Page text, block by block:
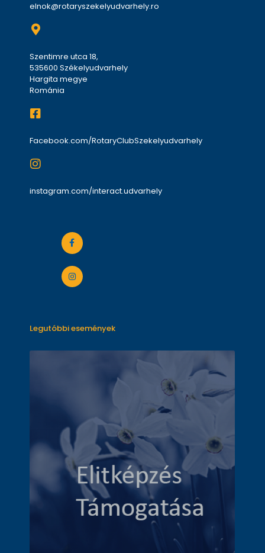
elnok@rotaryszekelyudvarhely.ro
Szentimre utca 18,
535600 Székelyudvarhely
Hargita megye
Románia
Facebook.com/RotaryClubSzekelyudvarhely
instagram.com/interact.udvarhely
Legutóbbi események